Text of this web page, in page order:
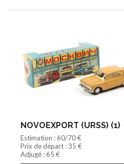
NOVOEXPORT (URSS) (1)
Estimation : 60/70 €
Prix de départ : 35 €
Adjugé : 65 €